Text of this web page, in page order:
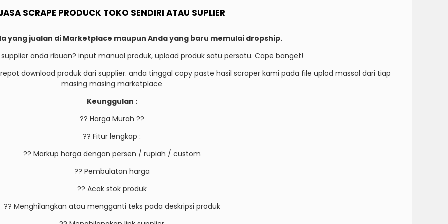
SCRAPE PRODUCK TOKO SENDIRI ATAU SUPLIER
yang jualan di Marketplace maupun Anda yang baru memulai dropship.
anda ribuan? input manual produk, upload produk satu persatu. Cape banget!
download produk dari supplier. anda tinggal copy paste hasil scraper kami pada file uplod massal dari tiap
masing masing marketplace
Keunggulan :
?? Harga Murah ??
?? Fitur lengkap :
?? Markup harga dengan persen / rupiah / custom
?? Pembulatan harga
?? Acak stok produk
?? Menghilangkan atau mengganti teks pada deskripsi produk